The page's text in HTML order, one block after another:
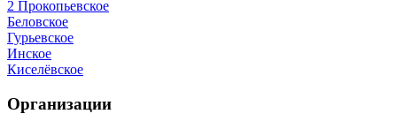
2 Прокопьевское
Беловское
Гурьевское
Инское
Киселёвское
Организации